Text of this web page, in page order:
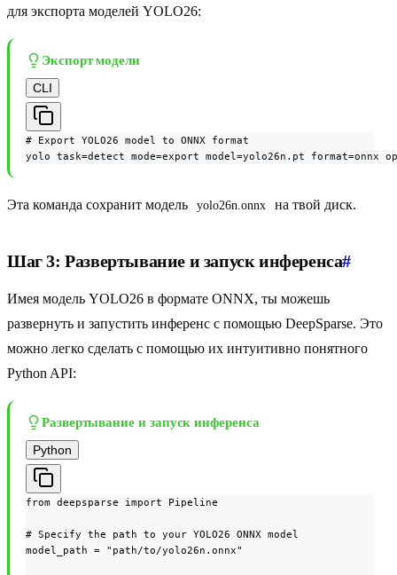
для экспорта моделей YOLO26:
Экспорт модели
CLI
# Export YOLO26 model to ONNX format
yolo task=detect mode=export model=yolo26n.pt format=onnx
Эта команда сохранит модель yolo26n.onnx на твой диск.
Шаг 3: Развертывание и запуск инференса#
Имея модель YOLO26 в формате ONNX, ты можешь
развернуть и запустить инференс с помощью DeepSparse. Это
можно легко сделать с помощью их интуитивно понятного
Python API:
Развертывание и запуск инференса
Python
from deepsparse import Pipeline
# Specify the path to your YOLO26 ONNX model
model_path = "path/to/yolo26n.onnx"